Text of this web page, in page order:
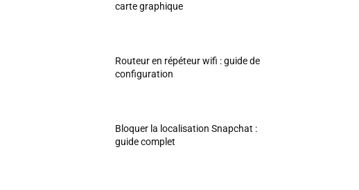
carte graphique
Routeur en répéteur wifi : guide de
configuration
Bloquer la localisation Snapchat :
guide complet